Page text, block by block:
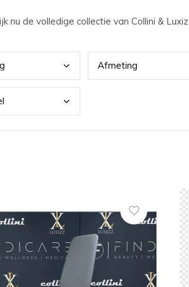
de volledige collectie van Collini &
Afmeting